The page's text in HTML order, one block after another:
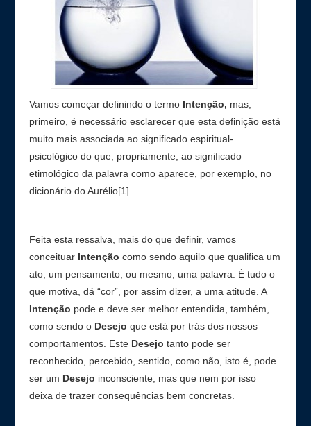
Vamos começar definindo o termo Intenção, mas,
primeiro, é necessário esclarecer que esta definição está
muito mais associada ao significado espiritual-
psicológico do que, propriamente, ao significado
etimológico da palavra como aparece, por exemplo, no
dicionário do Aurélio[1].
Feita esta ressalva, mais do que definir, vamos
conceituar Intençãocomo sendo aquilo que qualifica um
ato, um pensamento, ou mesmo, uma palavra. É tudo o
que motiva, dá “cor”, por assim dizer, a uma atitude. A
Intenção pode e deve ser melhor entendida, também,
como sendo o Desejo que está por trás dos nossos
comportamentos. Este Desejo tanto pode ser
reconhecido, percebido, sentido, como não, isto é, pode
ser um Desejo inconsciente, mas que nem por isso
deixa de trazer consequências bem concretas.